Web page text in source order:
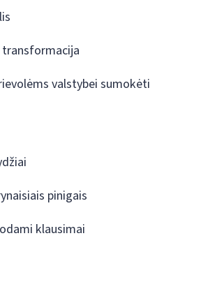
valstybei sumokėti
pinigais
klausimai